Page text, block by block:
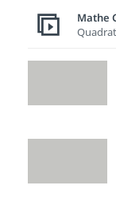
Mathe